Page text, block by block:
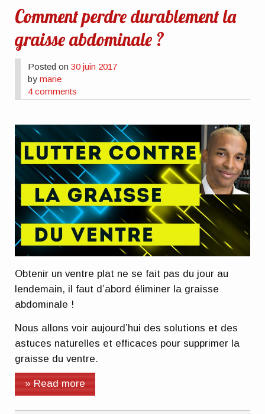
Comment perdre durablement la
graisse abdominale ?
Posted on30 juin 2017
bymarie
4 comments
Obtenir un ventre plat ne se fait pas du jour au
lendemain, il faut d’abord éliminer la graisse
abdominale !
Nous allons voir aujourd’hui des solutions et des
astuces naturelles et efficaces pour supprimer la
graisse du ventre.
» Read more